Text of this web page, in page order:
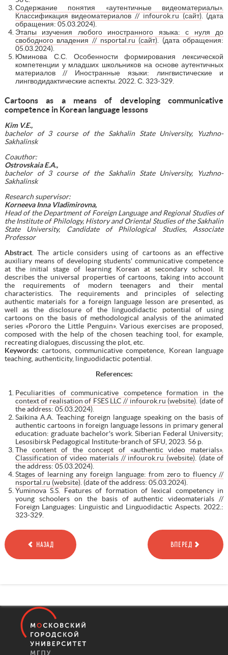
Содержание понятия «аутентичные видеоматериалы».
Классификация видеоматериалов // infourok.ru (сайт). (дата
обращения: 05.03.2024).
Этапы изучения любого иностранного языка: с нуля до
свободного владения // nsportal.ru (сайт) . (дата обращения:
05.03.2024).
Юминова С.С. Особенности формирования лексической
компетенции у младших школьников на основе аутентичных
материалов // Иностранные языки: лингвистические и
лингводидактические аспекты. 2022. С. 323-329.
Cartoons as a means of developing communicative
competence in Korean language lessons
Kim V.E.,
bachelor of 3 course of the
Sakhalin State University, Yuzhno-
Sakhalinsk
Coauthor:
Ostrovskaia E.A.,
bachelor of 3 course of the Sakhalin State University, Yuzhno-
Sakhalinsk
Research supervisor:
Korneeva Inna Vladimirovna,
Head of the Department of Foreign Language and Regional Studies of
the Institute of Philology, History and Oriental Studies of theSakhalin
State University, Candidate of Philological Studies, Associate
Professor
Abstract. The article considers using of cartoons as an effective
auxiliary means of developing students' communicative competence
at the initial stage of learning Korean at secondary school. It
describes the universal properties of cartoons, taking into account
the requirements of modern teenagers and their mental
characteristics. The requirements and principles of selecting
authentic materials for a foreign language lesson are presented, as
well as the disclosure of the linguodidactic potential of using
cartoons on the basis of methodological analysis of the animated
series «Pororo the Little Penguin». Various exercises are proposed,
composed with the help of the chosen teaching tool, for example,
recreating dialogues, discussing the plot, etc.
Keywords:cartoons, communicative competence, Korean language
teaching, authenticity, linguodidactic potential.
References:
Peculiarities of communicative competence formation in the
context of realisation of FSES LLC // infourok.ru (website) . (date of
the address: 05.03.2024).
Saikina A.A. Teaching foreign language speaking on the basis of
authentic cartoons in foreign language lessons in primary general
education: graduate bachelor's work. Siberian Federal University;
Lesosibirsk Pedagogical Institute-branch of SFU, 2023. 56 р.
The content of the concept of «authentic video materials».
Classification of video materials // infourok.ru (website). (date of
the address: 05.03.2024).
Stages of learning any foreign language: from zero to fluency //
nsportal.ru (website). (date of the address: 05.03.2024).
Yuminova S.S. Features of formation of lexical competency in
young schoolers on the basis of authentic videomaterials //
Foreign Languages: Linguistic and Linguodidactic Aspects. 2022.:
323-329.
НАЗАД ВПЕРЕД